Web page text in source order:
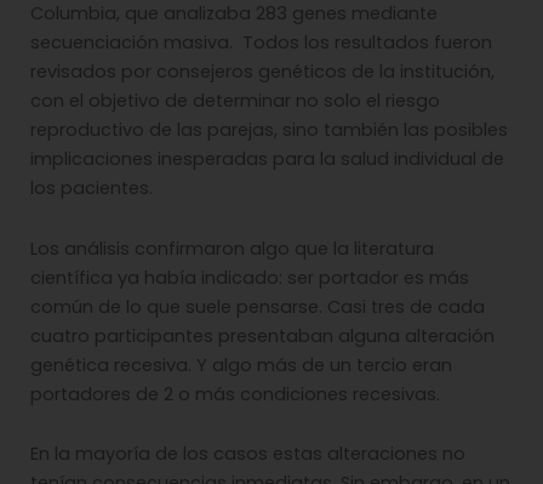
Columbia, que analizaba 283 genes mediante
secuenciación masiva. Todos los resultados fueron
revisados por consejeros genéticos de la institución,
con el objetivo de determinar no solo el riesgo
reproductivo de las parejas, sino también las posibles
implicaciones inesperadas para la salud individual de
los pacientes.
Los análisis confirmaron algo que la literatura
científica ya había indicado: ser portador es más
común de lo que suele pensarse. Casi tres de cada
cuatro participantes presentaban alguna alteración
genética recesiva. Y algo más de un tercio eran
portadores de 2 o más condiciones recesivas.
En la mayoría de los casos estas alteraciones no